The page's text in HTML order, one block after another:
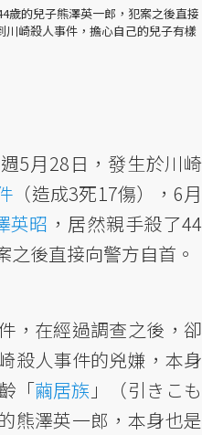
歲的兒子熊澤英一郎，犯案之後直接
崎殺人事件，擔心自己的兒子有樣
5月28日，發生於川崎
（造成3死17傷），6月
英昭 ，居然親手殺了44
後直接向警方自首。
，在經過調查之後，卻
殺人事件的兇嫌，本身
「繭居族 」（引きこも
熊澤英一郎，本身也是